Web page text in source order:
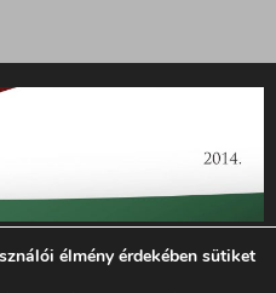
2014. évi működésének
14-P-0121 sz. támogatási
Ft összegben támogatta az
élmény érdekében sütiket